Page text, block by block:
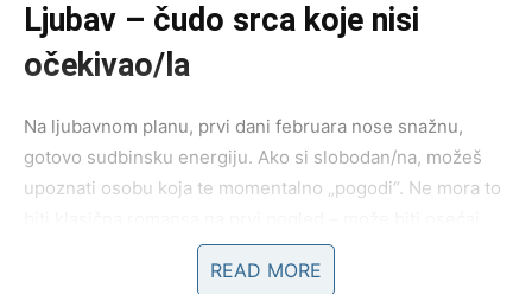
Ljubav – čudo srca koje nisi
očekivao/la
Na ljubavnom planu, prvi dani februara nose snažnu,
gotovo sudbinsku energiju. Ako si slobodan/na, možeš
upoznati osobu koja te momentalno „pogodi“. Ne mora to
prepoznavanja, razgovor koji te vuče, pogled koji se
pamti. Ovo je susret koji menja perspektivu i vraća veru u
READ MORE